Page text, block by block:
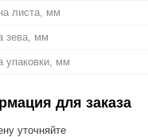
листа, мм
зева, мм
упаковки, мм
для заказа
уточняйте